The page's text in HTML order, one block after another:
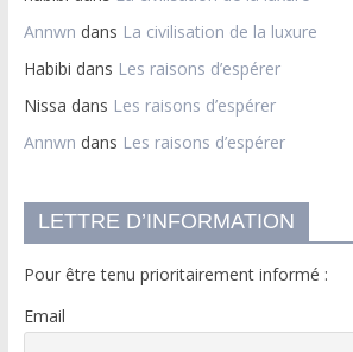
Annwn dans La civilisation de la luxure
Habibi dans Les raisons d’espérer
Nissa dans Les raisons d’espérer
Annwn dans Les raisons d’espérer
LETTRE D’INFORMATION
Pour être tenu prioritairement informé :
Email